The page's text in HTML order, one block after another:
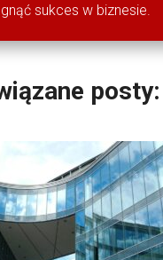
sukces w biznesie.
posty: